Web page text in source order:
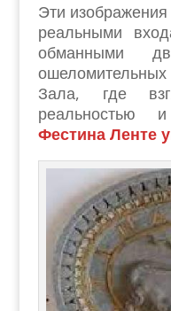
Эти
реальными
обманными
Зала, где
реальностью
Фестина Ленте